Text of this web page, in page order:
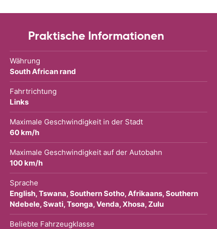
Praktische Informationen
Währung
South African rand
Fahrtrichtung
Links
Maximale Geschwindigkeit in der Stadt
60 km/h
Maximale Geschwindigkeit auf der Autobahn
100 km/h
Sprache
English, Tswana, Southern Sotho, Afrikaans, Southern
Ndebele, Swati, Tsonga, Venda, Xhosa, Zulu
Beliebte Fahrzeugklasse